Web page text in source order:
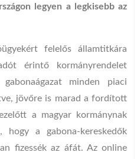
legyen a legkisebb az
felelős államtitkára
érintő kormányrendelet
minden piaci
jövőre is marad a fordított
a magyar kormánynak
hogy a gabona-kereskedők
fizessék az áfát. Az online